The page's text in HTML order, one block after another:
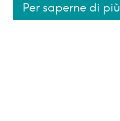
Per saperne di più